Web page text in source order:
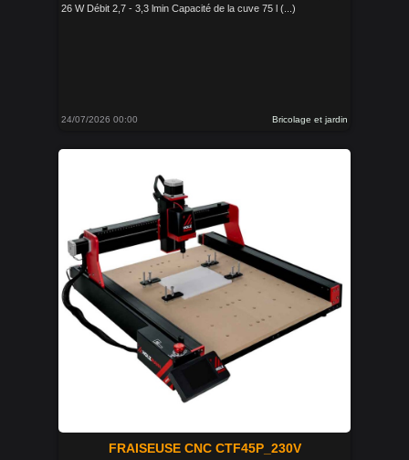
26 W Débit 2,7 - 3,3 lmin Capacité de la cuve 75 l (...)
24/07/2026 00:00 Bricolage et jardin
FRAISEUSE CNC CTF45P_230V